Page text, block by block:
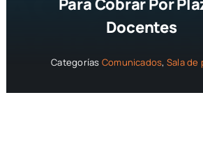
Docentes
Categorías Comunicados, Sala de